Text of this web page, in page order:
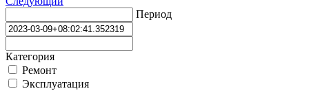
Период
Категория
Ремонт
Эксплуатация